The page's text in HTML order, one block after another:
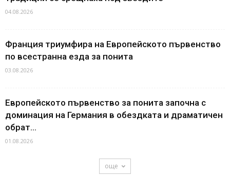
04.08.2026
Франция триумфира на Европейското първенство
по всестранна езда за понита
03.08.2026
Европейското първенство за понита започна с
доминация на Германия в обездката и драматичен
обрат...
01.08.2026
още